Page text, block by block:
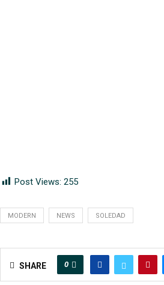
Post Views: 255
MODERN NEWS SOLEDAD
SHARE 0